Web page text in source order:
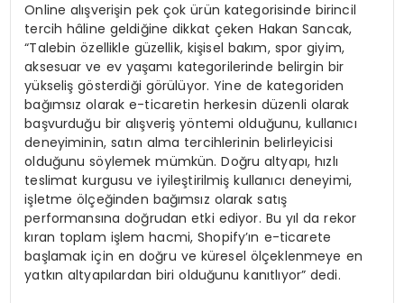
Online alışverişin pek çok ürün kategorisinde birincil
tercih hâline geldiğine dikkat çeken Hakan Sancak,
“Talebin özellikle güzellik, kişisel bakım, spor giyim,
aksesuar ve ev yaşamı kategorilerinde belirgin bir
yükseliş gösterdiği görülüyor. Yine de kategoriden
bağımsız olarak e-ticaretin herkesin düzenli olarak
başvurduğu bir alışveriş yöntemi olduğunu, kullanıcı
deneyiminin, satın alma tercihlerinin belirleyicisi
olduğunu söylemek mümkün. Doğru altyapı, hızlı
teslimat kurgusu ve iyileştirilmiş kullanıcı deneyimi,
işletme ölçeğinden bağımsız olarak satış
performansına doğrudan etki ediyor. Bu yıl da rekor
kıran toplam işlem hacmi, Shopify’ın e-ticarete
başlamak için en doğru ve küresel ölçeklenmeye en
yatkın altyapılardan biri olduğunu kanıtlıyor” dedi.